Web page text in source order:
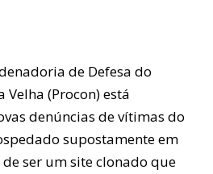
de Defesa do
(Procon) está
denúncias de vítimas do
supostamente em
ser um site clonado que